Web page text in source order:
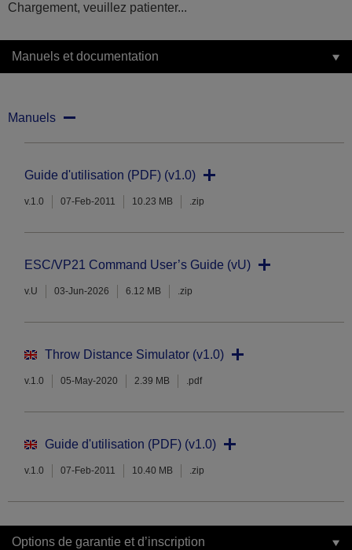
Chargement, veuillez patienter...
Manuels et documentation
Manuels
Guide d'utilisation (PDF) (v1.0)
v.1.0 07-Feb-2011 10.23 MB .zip
ESC/VP21 Command User’s Guide (vU)
v.U 03-Jun-2026 6.12 MB .zip
Throw Distance Simulator (v1.0)
v.1.0 05-May-2020 2.39 MB .pdf
Guide d'utilisation (PDF) (v1.0)
v.1.0 07-Feb-2011 10.40 MB .zip
Options de garantie et d’inscription